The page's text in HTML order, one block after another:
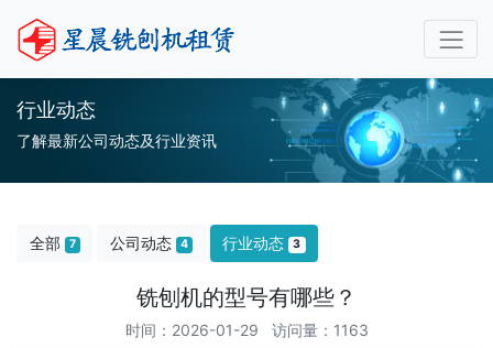
行业动态
了解最新公司动态及行业资讯
全部 7 公司动态 4 行业动态 3
铣刨机的型号有哪些？
时间：2026-01-29 访问量：1163